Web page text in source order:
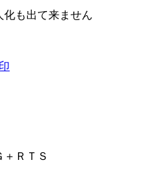
化も出て来ません
ＲＴＳ